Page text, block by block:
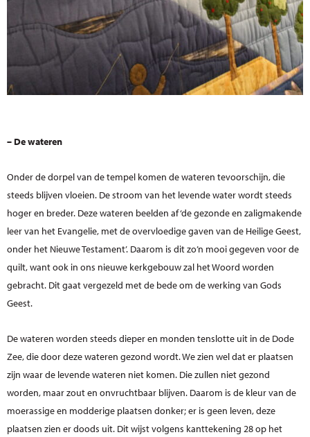
– De wateren
Onder de dorpel van de tempel komen de wateren tevoorschijn, die
steeds blijven vloeien. De stroom van het levende water wordt steeds
hoger en breder. Deze wateren beelden af ‘de gezonde en zaligmakende
leer van het Evangelie, met de overvloedige gaven van de Heilige Geest,
onder het Nieuwe Testament’. Daarom is dit zo’n mooi gegeven voor de
quilt, want ook in ons nieuwe kerkgebouw zal het Woord worden
gebracht. Dit gaat vergezeld met de bede om de werking van Gods
Geest.
De wateren worden steeds dieper en monden tenslotte uit in de Dode
Zee, die door deze wateren gezond wordt. We zien wel dat er plaatsen
zijn waar de levende wateren niet komen. Die zullen niet gezond
worden, maar zout en onvruchtbaar blijven. Daarom is de kleur van de
moerassige en modderige plaatsen donker; er is geen leven, deze
plaatsen zien er doods uit. Dit wijst volgens kanttekening 28 op het